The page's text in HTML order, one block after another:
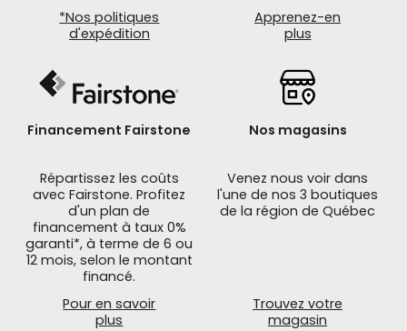
*Nos politiques
d'expédition
Apprenez-en
plus
Financement Fairstone
Répartissez les coûts
avec Fairstone. Profitez
d'un plan de
financement à taux 0%
garanti*, à terme de 6 ou
12 mois, selon le montant
financé.
Pour en savoir
plus
Nos magasins
Venez nous voir dans
l'une de nos 3 boutiques
de la région de Québec
Trouvez votre
magasin